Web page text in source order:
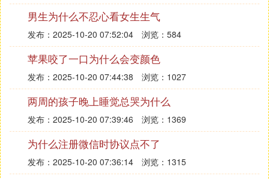
男生为什么不忍心看女生生气
发布：2025-10-20 07:52:04 浏览：584
苹果咬了一口为什么会变颜色
发布：2025-10-20 07:44:38 浏览：1027
两周的孩子晚上睡觉总哭为什么
发布：2025-10-20 07:39:46 浏览：1369
为什么注册微信时协议点不了
发布：2025-10-20 07:36:14 浏览：1315